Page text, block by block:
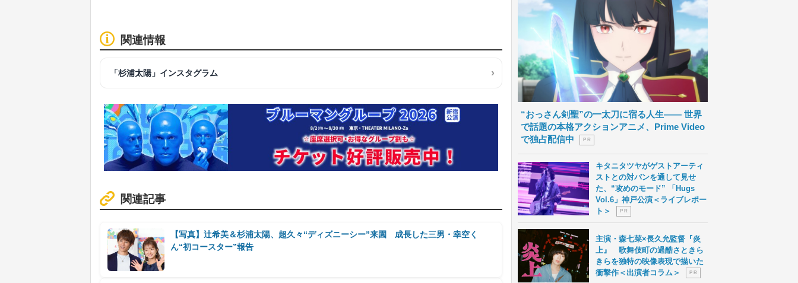
関連情報
「杉浦太陽」インスタグラム
関連記事
【写真】辻希美＆杉浦太陽、超久々“ディズニーシー”来園 成長した三男・幸空く
ん“初コースター”報告
“おっさん剣聖”の一太刀に宿る人生―― 世界
で話題の本格アクションアニメ、Prime Video
で独占配信中
P R
キタニタツヤがゲストアーティ
ストとの対バンを通して見せ
た、“攻めのモード” 「Hugs
Vol.6」神戸公演＜ライブレポー
ト＞
P R
主演・森七菜×長久允監督『炎
上』 歌舞伎町の過酷さときら
きらを独特の映像表現で描いた
衝撃作＜出演者コラム＞
P R